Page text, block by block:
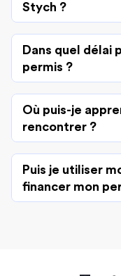
Stych ?
Dans quel délai
permis ?
Où puis-je
rencontrer ?
Puis je utiliser
financer mon